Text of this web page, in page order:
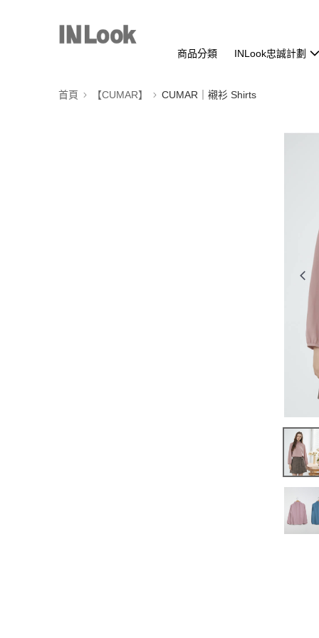
商品分類 INLook忠誠計劃
首頁 【CUMAR】 CUMAR｜襯衫 Shirts